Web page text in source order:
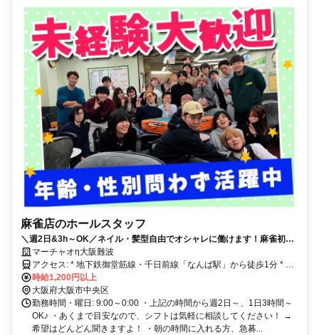
麻雀店のホールスタッフ
＼週2日&3h～OK／ネイル・髪型自由でオシャレに働けます！麻雀初心
者も大歓迎！
マーチャオη大阪難波
アクセス: * 地下鉄御堂筋線・千日前線「なんば駅」から徒歩1分 * 近
鉄「難波駅」から徒歩3分 * 南海「難波駅」から徒歩4分
時給1,200円以上
大阪府大阪市中央区
勤務時間・曜日: 9:00～0:00 ・上記の時間から週2日～、1日3時間～
OK♪ ・あくまで目安なので、シフトは気軽に相談してください！ →
希望はどんどん聞きますよ！ ・朝の時間に入れる方、急募...